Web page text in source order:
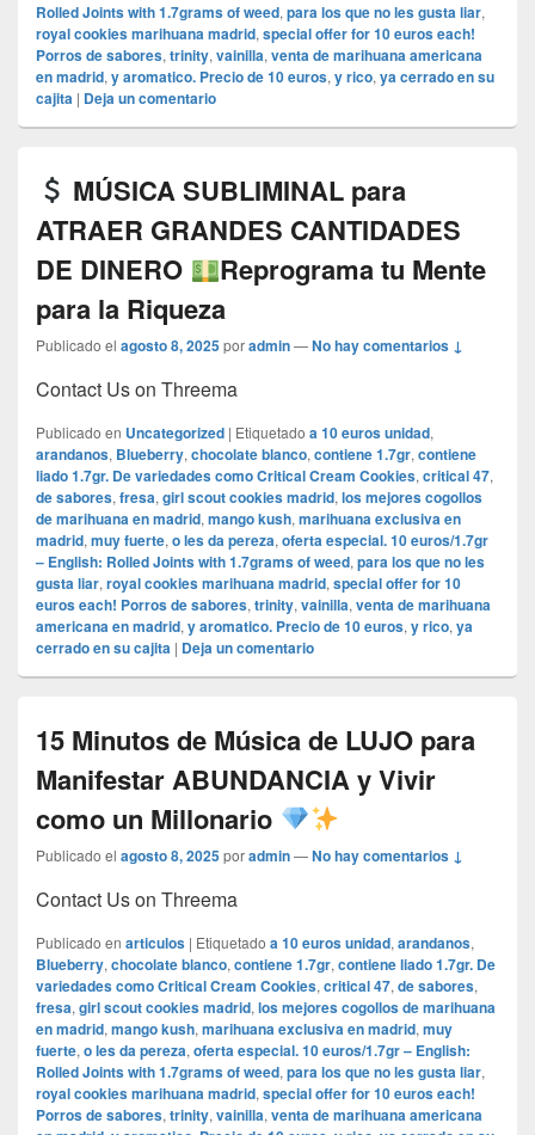
Rolled Joints with 1.7grams of weed, para los que no les gusta liar,
royal cookies marihuana madrid, special offer for 10 euros each!
Porros de sabores, trinity, vainilla, venta de marihuana americana
en madrid, y aromatico. Precio de 10 euros, y rico, ya cerrado en su
cajita | Deja un comentario
MÚSICA SUBLIMINAL para
ATRAER GRANDES CANTIDADES
DE DINERO
Reprograma tu Mente
para la Riqueza
Publicado el agosto 8, 2025poradmin—No hay comentarios ↓
Contact Us on Threema
Publicado en Uncategorized | Etiquetado a 10 euros unidad,
arandanos, Blueberry, chocolate blanco, contiene 1.7gr, contiene
liado 1.7gr. De variedades como Critical Cream Cookies, critical 47,
de sabores, fresa, girl scout cookies madrid, los mejores cogollos
de marihuana en madrid, mango kush, marihuana exclusiva en
madrid, muy fuerte, o les da pereza, oferta especial. 10 euros/1.7gr
– English: Rolled Joints with 1.7grams of weed, para los que no les
gusta liar, royal cookies marihuana madrid, special offer for 10
euros each! Porros de sabores, trinity, vainilla, venta de marihuana
americana en madrid, y aromatico. Precio de 10 euros, y rico, ya
cerrado en su cajita | Deja un comentario
15 Minutos de Música de LUJO para
Manifestar ABUNDANCIA y Vivir
como un Millonario
Publicado el agosto 8, 2025poradmin—No hay comentarios ↓
Contact Us on Threema
Publicado en articulos | Etiquetado a 10 euros unidad, arandanos,
Blueberry, chocolate blanco, contiene 1.7gr, contiene liado 1.7gr. De
variedades como Critical Cream Cookies, critical 47, de sabores,
fresa, girl scout cookies madrid, los mejores cogollos de marihuana
en madrid, mango kush, marihuana exclusiva en madrid, muy
fuerte, o les da pereza, oferta especial. 10 euros/1.7gr – English:
Rolled Joints with 1.7grams of weed, para los que no les gusta liar,
royal cookies marihuana madrid, special offer for 10 euros each!
Porros de sabores, trinity, vainilla, venta de marihuana americana